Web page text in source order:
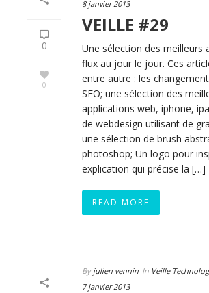
0
0
8 janvier 2013
VEILLE #29
Une sélection des meilleurs
flux au jour le jour. Ces
entre autre : les
SEO; une sélection des
applications web, iphone,
de webdesign utilisant de
une sélection de brush
photoshop; Un logo pour
explication qui précise la […]
READ MORE
By julien vennin In Veille
7 janvier 2013